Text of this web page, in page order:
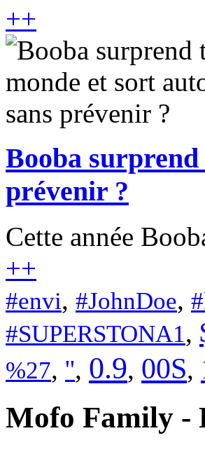
++
Booba surprend
prévenir ?
Cette année
++
#envi, #JohnDoe,
#SUPERSTONA1,
%27, '', 0.9, 00S,
Mofo Family -